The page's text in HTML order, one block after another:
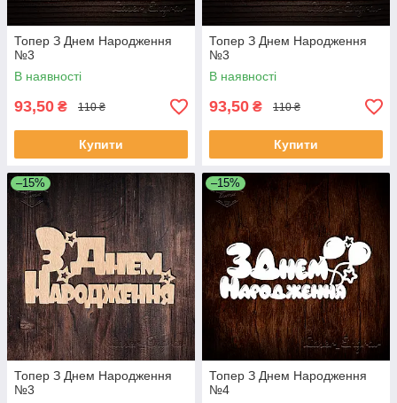
Топер З Днем Народження
№3
В наявності
93,50 ₴ 110 ₴
Купити
Топер З Днем Народження
№3
В наявності
93,50 ₴ 110 ₴
Купити
–15%
Топер З Днем Народження
№3
–15%
Топер З Днем Народження
№4